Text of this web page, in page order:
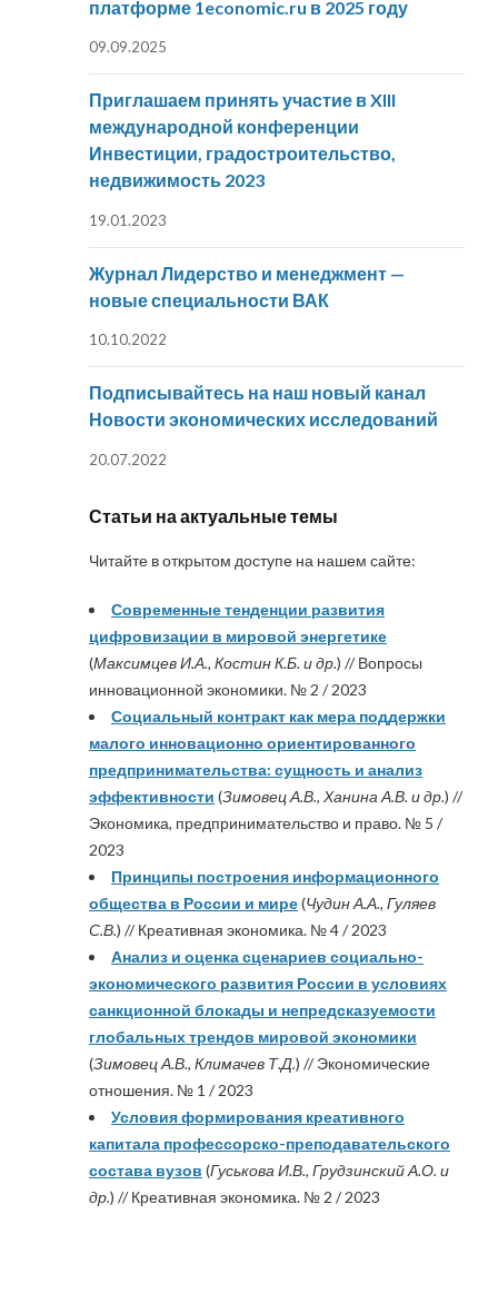
платформе 1economic.ru в 2025 году
09.09.2025
Приглашаем принять участие в XIII
международной конференции
Инвестиции, градостроительство,
недвижимость 2023
19.01.2023
Журнал Лидерство и менеджмент —
новые специальности ВАК
10.10.2022
Подписывайтесь на наш новый канал
Новости экономических исследований
20.07.2022
Статьи на актуальные темы
Читайте в открытом доступе на нашем сайте:
Современные тенденции развития
цифровизации в мировой энергетике
(Максимцев И.А., Костин К.Б. и др.) // Вопросы
инновационной экономики. № 2 / 2023
Социальный контракт как мера поддержки
малого инновационно ориентированного
предпринимательства: сущность и анализ
эффективности (Зимовец А.В., Ханина А.В. и др.) //
Экономика, предпринимательство и право. № 5 /
2023
Принципы построения информационного
общества в России и мире(Чудин А.А., Гуляев
С.В.) // Креативная экономика. № 4 / 2023
Анализ и оценка сценариев социально-
экономического развития России в условиях
санкционной блокады и непредсказуемости
глобальных трендов мировой экономики
(Зимовец А.В., Климачев Т.Д.) // Экономические
отношения. № 1 / 2023
Условия формирования креативного
капитала профессорско-преподавательского
состава вузов (Гуськова И.В., Грудзинский А.О. и
др.) // Креативная экономика. № 2 / 2023